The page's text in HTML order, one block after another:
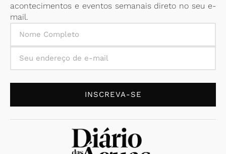
acontecimentos e eventos semanais direto no seu e-
mail.
INSCREVA-SE